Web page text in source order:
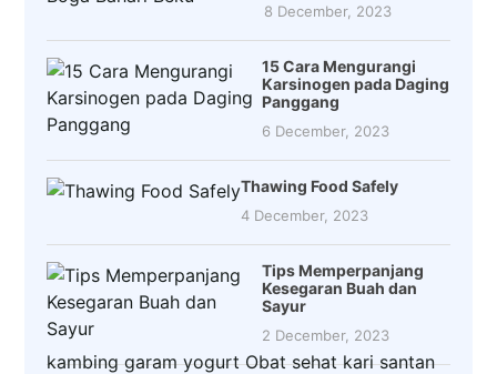
8 December, 2023
15 Cara Mengurangi
Karsinogen pada Daging
Panggang
6 December, 2023
Thawing Food Safely
4 December, 2023
Tips Memperpanjang
Kesegaran Buah dan
Sayur
2 December, 2023
kambing garam yogurt Obat sehat kari santan